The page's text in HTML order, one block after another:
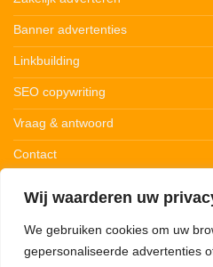
Wij waarderen uw
We gebruiken cookies om uw
gepersonaliseerde advertenties
Banner advertenties
Linkbuilding
SEO copywriting
Vraag & antwoord
Contact
Privacybeleid Cookiebeleid